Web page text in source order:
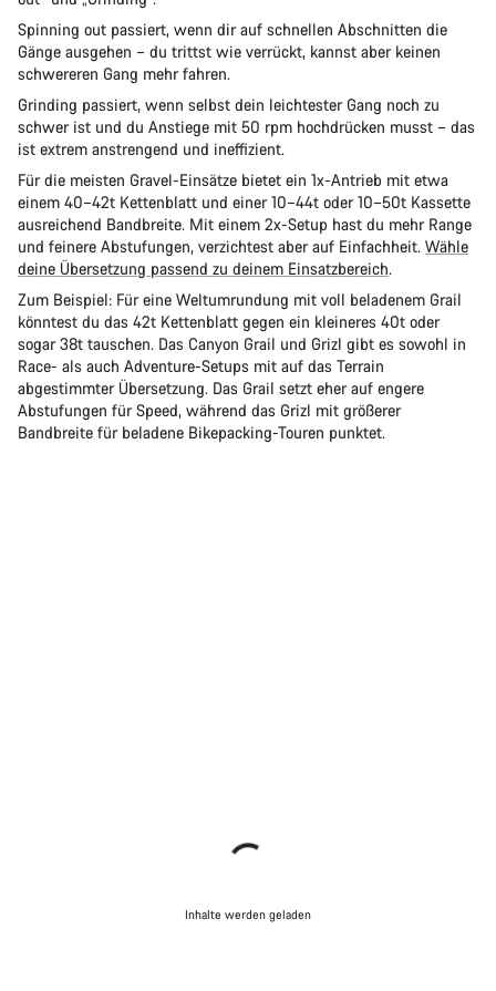
Spinning out passiert, wenn dir auf schnellen Abschnitten die
Gänge ausgehen – du trittst wie verrückt, kannst aber keinen
schwereren Gang mehr fahren.
Grinding passiert, wenn selbst dein leichtester Gang noch zu
schwer ist und du Anstiege mit 50 rpm hochdrücken musst – das
ist extrem anstrengend und ineffizient.
Für die meisten Gravel-Einsätze bietet ein 1x-Antrieb mit etwa
einem 40–42t Kettenblatt und einer 10–44t oder 10–50t Kassette
ausreichend Bandbreite. Mit einem 2x-Setup hast du mehr Range
und feinere Abstufungen, verzichtest aber auf Einfachheit. Wähle
deine Übersetzung passend zu deinem Einsatzbereich.
Zum Beispiel: Für eine Weltumrundung mit voll beladenem Grail
könntest du das 42t Kettenblatt gegen ein kleineres 40t oder
sogar 38t tauschen. Das Canyon Grail und Grizl gibt es sowohl in
Race- als auch Adventure-Setups mit auf das Terrain
abgestimmter Übersetzung. Das Grail setzt eher auf engere
Abstufungen für Speed, während das Grizl mit größerer
Bandbreite für beladene Bikepacking-Touren punktet.
Inhalte werden geladen